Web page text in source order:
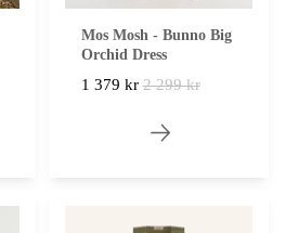
Mos Mosh - Bunno Big
Orchid Dress
1 379 kr 2 299 kr